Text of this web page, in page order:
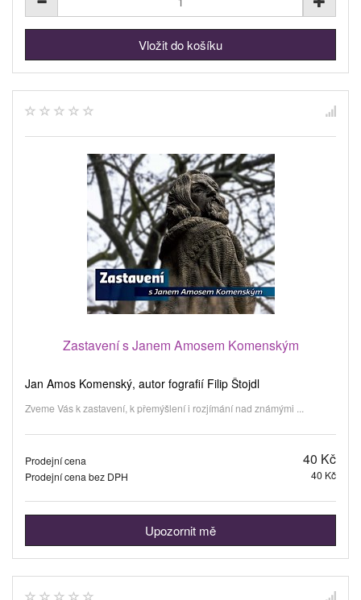
Zastavení s Janem Amosem Komenským
Jan Amos Komenský, autor fografií Filip Štojdl
Zveme Vás k zastavení, k přemýšlení i rozjímání nad známými ...
Prodejní cena 40 Kč
Prodejní cena bez DPH 40 Kč
Upozornit mě